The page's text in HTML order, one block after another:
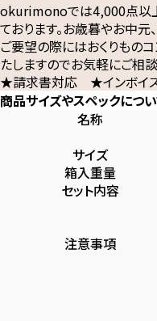
okurimonoでは4,000点以
ております。お歳暮やお中
ご要望の際にはおくりもの
たしますのでお気軽にご相談
★請求書対応 ★インボイ
商品サイズやスペックにつ
名称
サイズ
箱入重量
セット内容
注意事項